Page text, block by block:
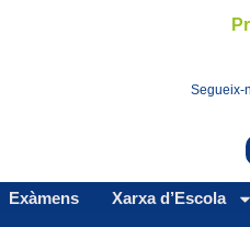
Segueix-
Exàmens Xarxa d’Escola